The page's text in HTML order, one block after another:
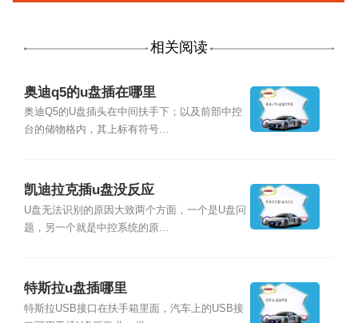
相关阅读
奥迪q5的u盘插在哪里
奥迪Q5的U盘插头在中间扶手下；以及前部中控
台的储物格内，其上标有符号...
凯迪拉克插u盘没反应
U盘无法识别的原因大致两个方面，一个是U盘问
题，另一个就是中控系统的原...
特斯拉u盘插哪里
特斯拉USB接口在扶手箱里面，汽车上的USB接